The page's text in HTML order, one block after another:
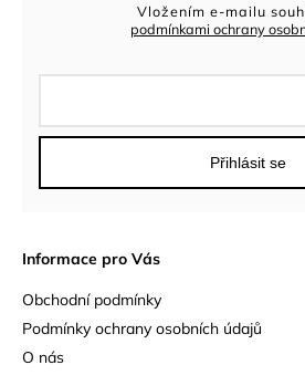
Vložením e-mailu
podmínkami ochrany
Přihlásit se
Informace pro Vás
Obchodní podmínky
Podmínky ochrany osobních údajů
O nás